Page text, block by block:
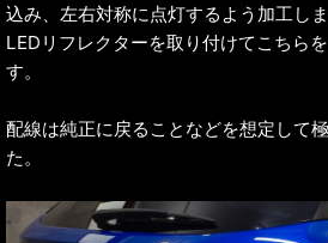
込み、左右対称に点灯するよう加工しま
LEDリフレクターを取り付けてこちら
す。
配線は純正に戻ることなどを想定して
た。